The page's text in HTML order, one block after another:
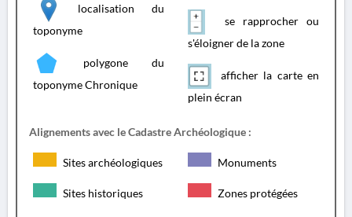
localisation du
toponyme
polygone du
toponyme Chronique
se rapprocher ou
s'éloigner de la zone
afficher la carte en
plein écran
Alignements avec le Cadastre Archéologique :
Sites archéologiques Monuments
Sites historiques Zones protégées